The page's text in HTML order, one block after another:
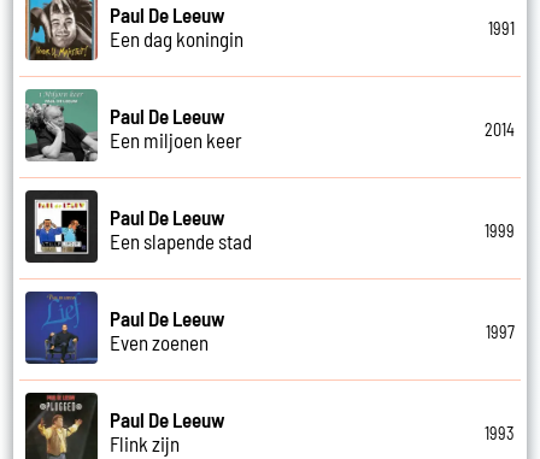
Paul De Leeuw
Een dag koningin
1991
Paul De Leeuw
Een miljoen keer
2014
Paul De Leeuw
Een slapende stad
1999
Paul De Leeuw
Even zoenen
1997
Paul De Leeuw
Flink zijn
1993